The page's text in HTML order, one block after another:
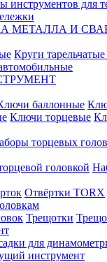
инструментов для
МЕТАЛЛА И
Круги
баллонные
Ключи торцевые
торцевых
головкой
Отвёртки TORX
Трещотки
для
инструмент